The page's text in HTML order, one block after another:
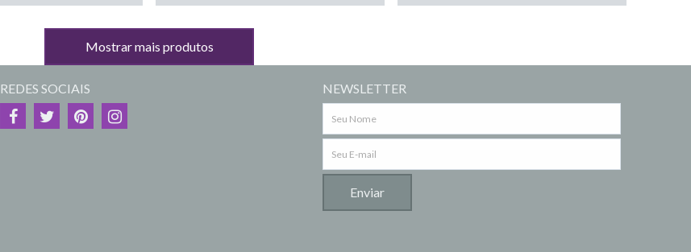
Mostrar mais produtos
REDES SOCIAIS NEWSLETTER